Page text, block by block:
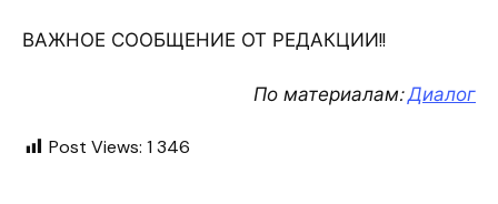
ВАЖНОЕ СООБЩЕНИЕ ОТ РЕДАКЦИИ!!
По материалам:Диалог
Post Views: 1 346